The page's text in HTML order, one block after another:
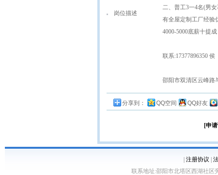
岗位描述
二、普工3一4名(男
有全屋定制工厂经验
4000-5000底薪十提成
联系:17377896350 侯
邵阳市双清区云峰路
分享到： QQ空间 QQ好友
[申
注册协议
联系地址:邵阳市北塔区西湖社区